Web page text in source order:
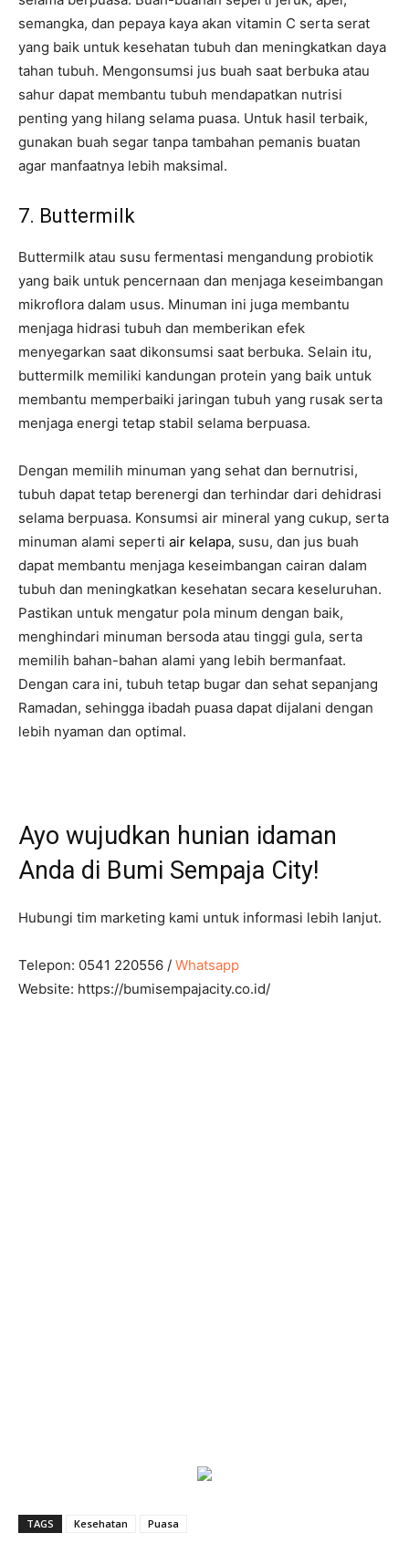
semangka, dan pepaya kaya akan vitamin C serta serat
yang baik untuk kesehatan tubuh dan meningkatkan daya
tahan tubuh. Mengonsumsi jus buah saat berbuka atau
sahur dapat membantu tubuh mendapatkan nutrisi
penting yang hilang selama puasa. Untuk hasil terbaik,
gunakan buah segar tanpa tambahan pemanis buatan
agar manfaatnya lebih maksimal.
7. Buttermilk
Buttermilk atau susu fermentasi mengandung probiotik
yang baik untuk pencernaan dan menjaga keseimbangan
mikroflora dalam usus. Minuman ini juga membantu
menjaga hidrasi tubuh dan memberikan efek
menyegarkan saat dikonsumsi saat berbuka. Selain itu,
buttermilk memiliki kandungan protein yang baik untuk
membantu memperbaiki jaringan tubuh yang rusak serta
menjaga energi tetap stabil selama berpuasa.
Dengan memilih minuman yang sehat dan bernutrisi,
tubuh dapat tetap berenergi dan terhindar dari dehidrasi
selama berpuasa. Konsumsi air mineral yang cukup, serta
minuman alami seperti air kelapa, susu, dan jus buah
dapat membantu menjaga keseimbangan cairan dalam
tubuh dan meningkatkan kesehatan secara keseluruhan.
Pastikan untuk mengatur pola minum dengan baik,
menghindari minuman bersoda atau tinggi gula, serta
memilih bahan-bahan alami yang lebih bermanfaat.
Dengan cara ini, tubuh tetap bugar dan sehat sepanjang
Ramadan, sehingga ibadah puasa dapat dijalani dengan
lebih nyaman dan optimal.
Ayo wujudkan hunian idaman
Anda di Bumi Sempaja City!
Hubungi tim marketing kami untuk informasi lebih lanjut.
Telepon: 0541 220556 / Whatsapp
Website: https://bumisempajacity.co.id/
TAGS Kesehatan Puasa